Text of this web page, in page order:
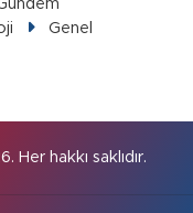
Genel
hakkı saklıdır.